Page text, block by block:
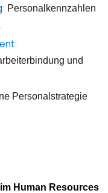
Personalkennzahlen
und
Personalstrategie
Human Resources